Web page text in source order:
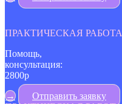
ПРАКТИЧЕСКАЯ РАБОТА
Помощь,
консультация:
2800р
→
Отправить заявку